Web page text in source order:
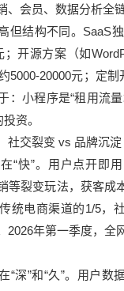
、会员、数据分析全链
但结构不同。SaaS独
；开源方案（如
5000-20000元；定
：小程序是“租用流
资。
社交裂变 vs 品牌沉淀
“快”。用户点开即
等裂变玩法，获客成
统电商渠道的1/5，
2026年第一季度，全
“深”和“久”。用户数